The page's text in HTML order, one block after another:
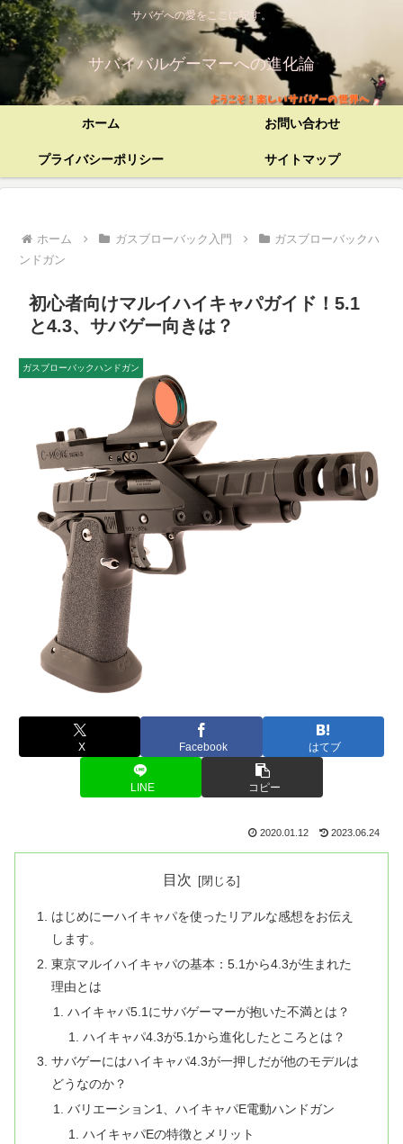
サバゲへの愛をここに記す。
サバイバルゲーマーへの進化論
ホーム お問い合わせ
プライバシーポリシー サイトマップ
ホーム ガスブローバック入門
ガスブローバックハ
ンドガン
初心者向けマルイハイキャパガイド！5.1
と4.3、サバゲー向きは？
ガスブローバックハンドガン
X Facebook はてブ
LINE コピー
2020.01.12 2023.06.24
目次
はじめにーハイキャパを使ったリアルな感想をお伝え
します。
東京マルイハイキャパの基本：5.1から4.3が生まれた
理由とは
ハイキャパ5.1にサバゲーマーが抱いた不満とは？
ハイキャパ4.3が5.1から進化したところとは？
サバゲーにはハイキャパ4.3が一押しだが他のモデルは
どうなのか？
バリエーション1、ハイキャパE電動ハンドガン
ハイキャパEの特徴とメリット